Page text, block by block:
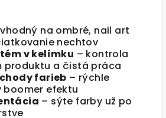
na ombré, nail art
nechtov
v kelímku – kontrola
produktu a čistá práca
farieb – rýchle
efektu
– sýte farby už po